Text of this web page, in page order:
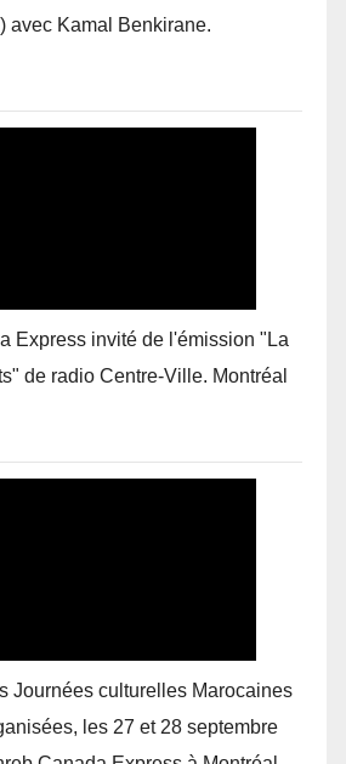
avec Kamal Benkirane.
Express invité de l'émission "La
de radio Centre-Ville. Montréal
Journées culturelles Marocaines
les 27 et 28 septembre